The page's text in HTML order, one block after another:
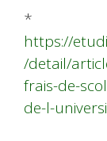
*
https://
/detail/
frais-de-
de-l-